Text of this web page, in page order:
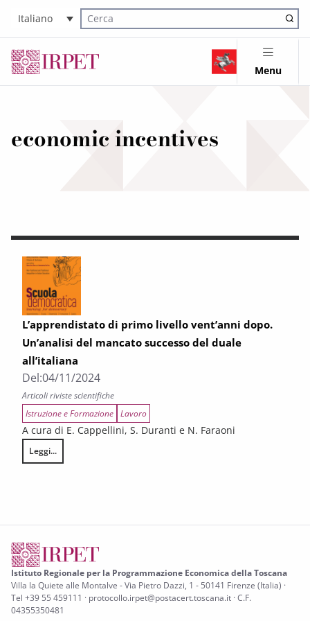
Italiano
Cerca nel sito
Menu
economic incentives
L’apprendistato di primo livello vent’anni dopo.
Un’analisi del mancato successo del duale
all’italiana
Del:04/11/2024
Articoli riviste scientifiche
Istruzione e Formazione Lavoro
A cura di E. Cappellini, S. Duranti e N. Faraoni
Leggi...
L’apprendistato di primo livello vent’anni dopo. Un’analisi del mancato
Istituto Regionale per la Programmazione Economica della Toscana
Villa la Quiete alle Montalve - Via Pietro Dazzi, 1 - 50141 Firenze (Italia) ·
Tel +39 55 459111 · protocollo.irpet@postacert.toscana.it · C.F.
04355350481